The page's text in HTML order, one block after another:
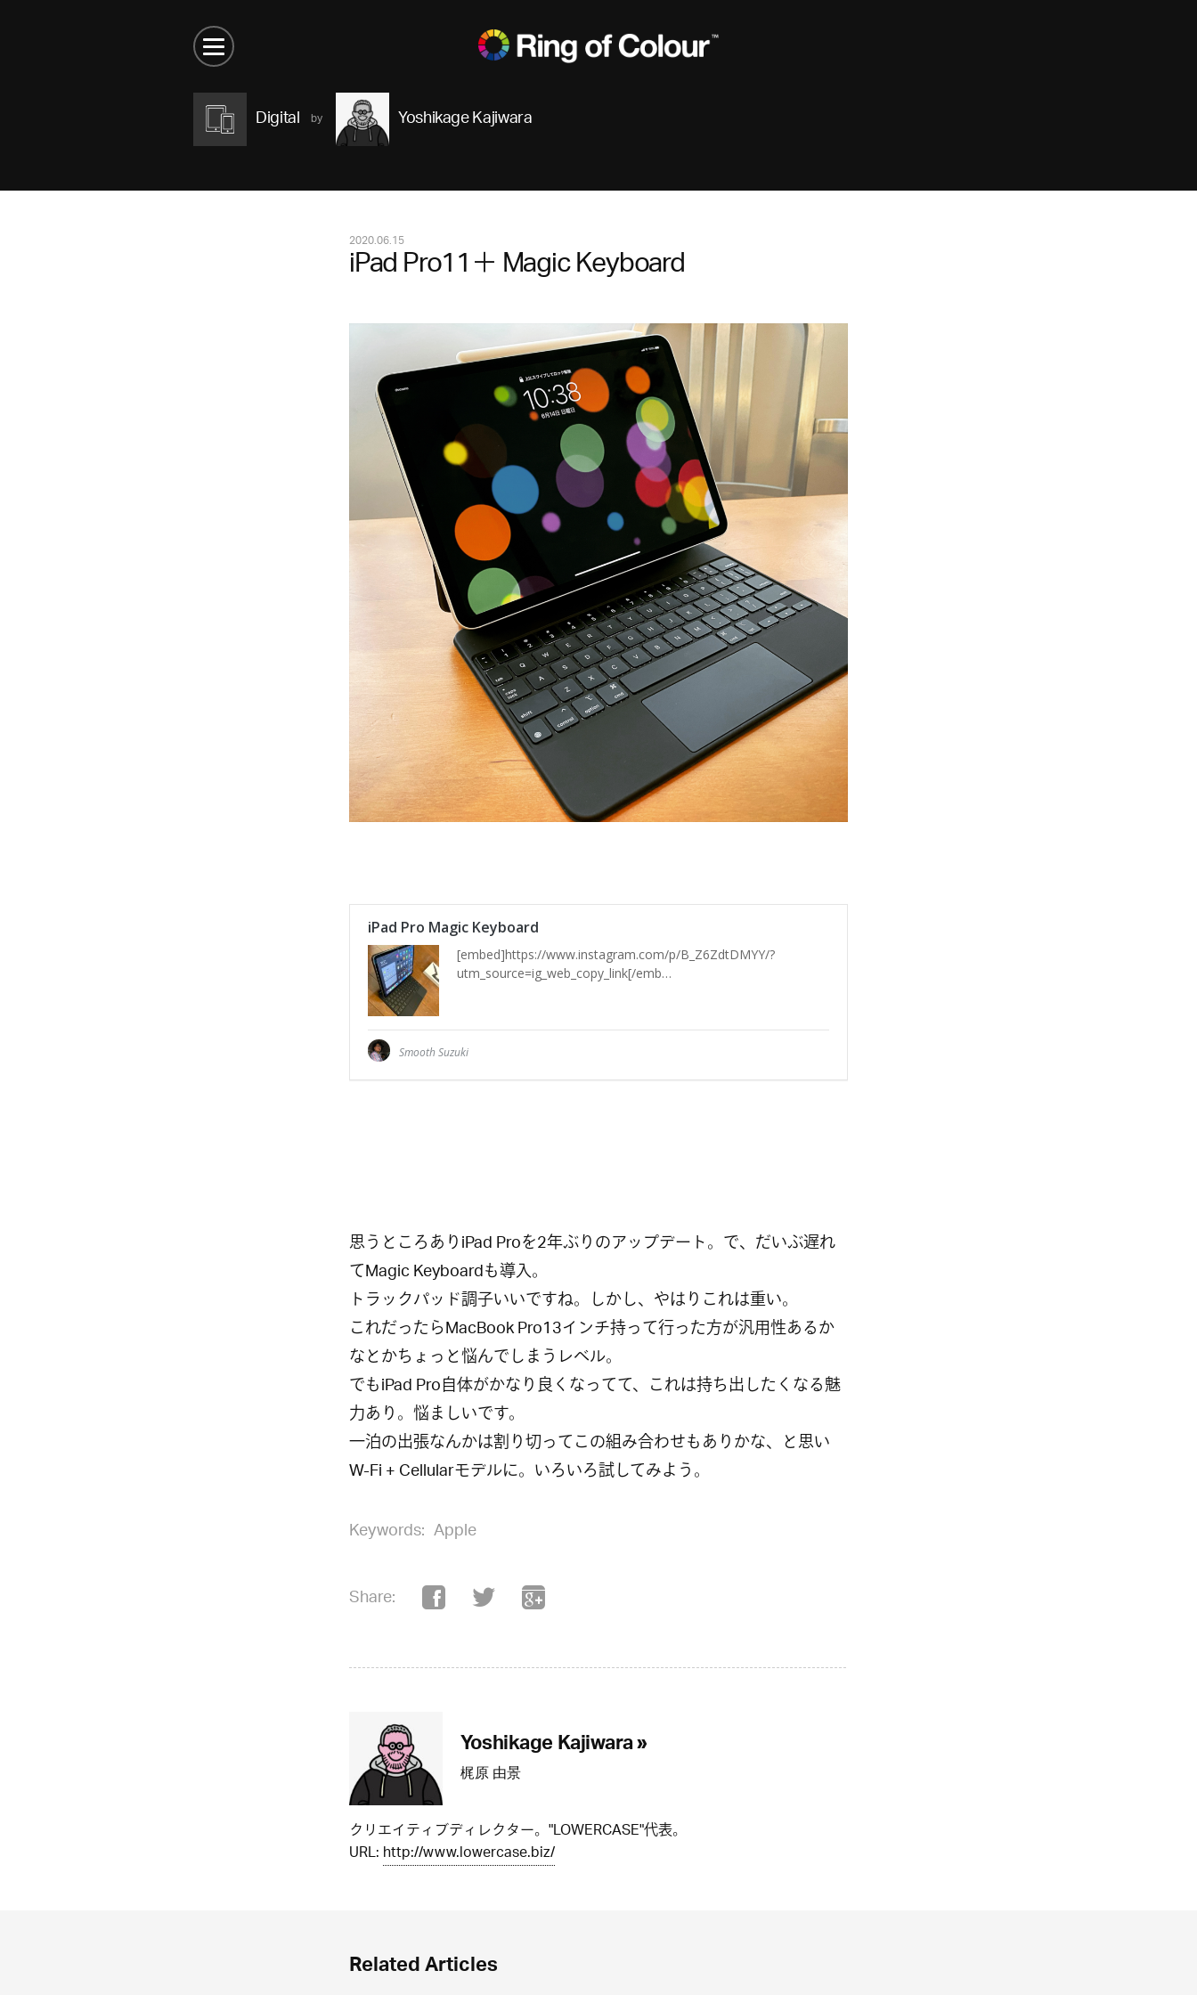
Digital Yoshikage Kajiwara
2020.06.15
iPad Pro11＋ Magic Keyboard
思うところありiPad Proを2年ぶりのアップデート。で、だいぶ遅れ
てMagic Keyboardも導入。
トラックパッド調子いいですね。しかし、やはりこれは重い。
これだったらMacBook Pro13インチ持って行った方が汎用性あるか
なとかちょっと悩んでしまうレベル。
でもiPad Pro自体がかなり良くなってて、これは持ち出したくなる魅
力あり。悩ましいです。
一泊の出張なんかは割り切ってこの組み合わせもありかな、と思い
W-Fi + Cellularモデルに。いろいろ試してみよう。
Keywords: Apple
Share:
Yoshikage Kajiwara »
梶原 由景
クリエイティブディレクター。"LOWERCASE"代表。
URL:http://www.lowercase.biz/
Related Articles